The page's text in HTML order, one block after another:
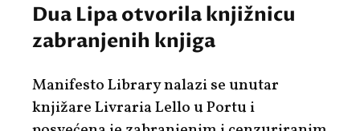
Dua Lipa otvorila knjižnicu
zabranjenih knjiga
Manifesto Library nalazi se unutar
knjižare Livraria Lello u Portu i